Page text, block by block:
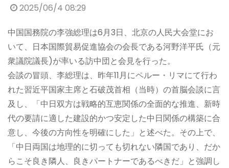
2025/06/4 08:29
中国国務院の李強総理は6月3日、北京の人民大会堂にお
いて、日本国際貿易促進協会の会長である河野洋平氏（元
衆議院議長)が率いる訪中団と会見を行った。
会談の冒頭、李総理は、昨年11月にペルー・リマにて行わ
れた習近平国家主席と石破茂首相（当時）の首脳会談に言
及し、「中日双方は戦略的互恵関係の全面的な推進、新時
代の要請に適した建設的かつ安定した中日関係の構築に合
意し、今後の方向性を明確にした」と述べた。その上で、
「中日両国は地理的に切っても切れない隣国であり、だか
らこそ良き隣人、良きパートナーであるべきだ」と強調し